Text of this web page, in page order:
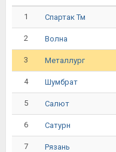
1 Спартак Тм
2 Волна
3 Металлург
4 Шумбрат
5 Салют
6 Сатурн
7 Рязань